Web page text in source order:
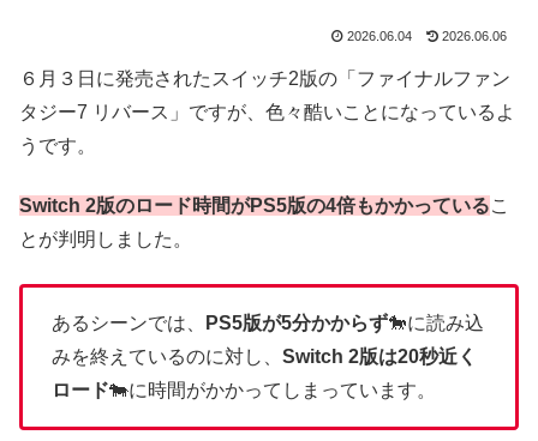
2026.06.04 2026.06.06
６月３日に発売されたスイッチ2版の「ファイナルファン
タジー7 リバース」ですが、色々酷いことになっているよ
うです。
Switch 2版のロード時間がPS5版の4倍もかかっているこ
とが判明しました。
あるシーンでは、 PS5版が5分かからず🐎に読み込
みを終えているのに対し、 Switch 2版は20秒近く
ロード🐄に時間がかかってしまっています。